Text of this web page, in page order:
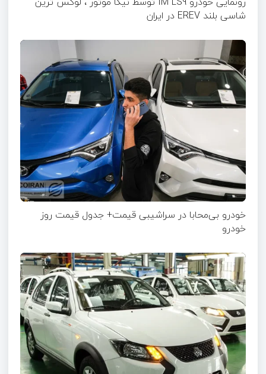
شاسی بلند EREV در ایران
خودرو بی‌محابا در سراشیبی قیمت+ جدول قیمت روز
خودرو